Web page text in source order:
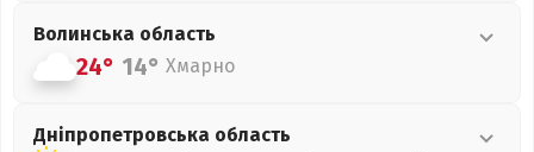
Волинська область
24° 14° Хмарно
Дніпропетровська область